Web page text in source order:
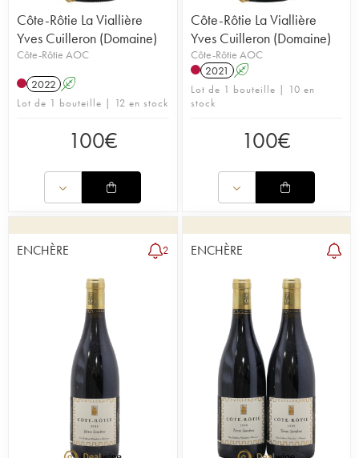
Côte-Rôtie La Viallière
Yves Cuilleron (Domaine)
Côte-Rôtie AOC
2022 A
Lot de 1 bouteille | 12 en stock
100€
Côte-Rôtie La Viallière
Yves Cuilleron (Domaine)
Côte-Rôtie AOC
2021 A
Lot de 1 bouteille | 10 en
stock
100€
ENCHÈRE 2 ENCHÈRE